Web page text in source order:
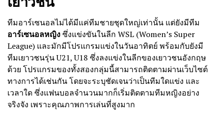
ทีมอาร์เซนอลไม่ได้มีแค่ทีมชายชุดใหญ่เท่านั้น แต่ยังมีทีม
อาร์เซนอลหญิงซึ่งแข่งขันในลีก WSL (Women’s Super
League) และมักมีโปรแกรมแข่งในวันอาทิตย์ พร้อมกับยังมี
ทีมเยาวชนรุ่น U21, U18 ซึ่งลงแข่งในลีกของเยาวชนอังกฤษ
ด้วย โปรแกรมของทั้งสองกลุ่มนี้สามารถติดตามผ่านเว็บไซต์
ทางการได้เช่นกัน โดยจะระบุชัดเจนว่าเป็นทีมใดแข่ง และ
เวลาใด ซึ่งแฟนบอลจำนวนมากก็เริ่มติดตามทีมหญิงอย่าง
จริงจัง เพราะคุณภาพการเล่นที่สูงมาก